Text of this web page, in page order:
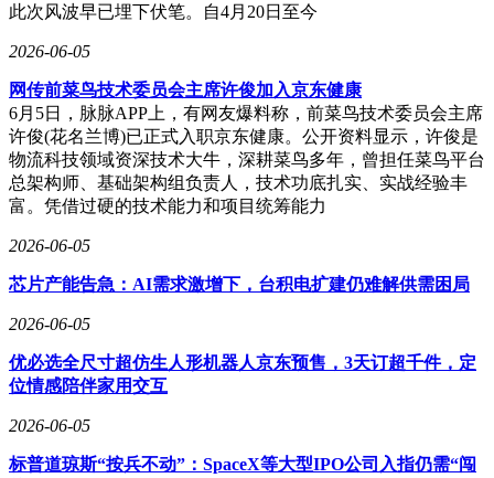
此次风波早已埋下伏笔。自4月20日至今
2026-06-05
网传前菜鸟技术委员会主席许俊加入京东健康
6月5日，脉脉APP上，有网友爆料称，前菜鸟技术委员会主席
许俊(花名兰博)已正式入职京东健康。公开资料显示，许俊是
物流科技领域资深技术大牛，深耕菜鸟多年，曾担任菜鸟平台
总架构师、基础架构组负责人，技术功底扎实、实战经验丰
富。凭借过硬的技术能力和项目统筹能力
2026-06-05
芯片产能告急：AI需求激增下，台积电扩建仍难解供需困局
2026-06-05
优必选全尺寸超仿生人形机器人京东预售，3天订超千件，定
位情感陪伴家用交互
2026-06-05
标普道琼斯“按兵不动”：SpaceX等大型IPO公司入指仍需“闯